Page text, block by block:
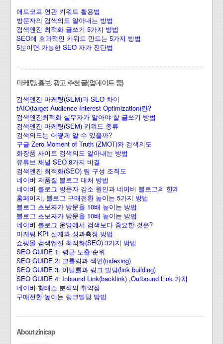
애드코프 연관 키워드 활용법
방문자의 검색의도 알아내는 방법
검색엔진 최적화 글쓰기 5가지 방법
SEO에 효과적인 키워드 만드는 5가지 방법
5분이면 가능한 SEO 자가 진단법
마케팅, 홍보, 광고 추천 글(업데이트 중)
검색엔진 마케팅(SEM)과 SEO 차이
tAIO(target Audience Interest Optimization)란?
검색엔진최적화 실무자가 알아야 할 글쓰기 방법
검색엔진 마케팅(SEM) 키워드 종류
검색의도는 어떻게 알 수 있을까?
구글 Zero Moment of Truth (ZMOT)와 검색의도
화장품 사이트 검색의도 알아내는 방법
유튜브 채널 SEO 8가지 비결
검색엔진 최적화(SEO) 팀 구성 조직도
네이버 저품질 블로그 대처 방법
네이버 블로그 방문자 감소 원인과 네이버 블로그의 한계
홈페이지, 블로그 구매전환 높이는 5가지 방법
블로그 초보자가 방문율 10배 높이는 방법
블로그 초보자가 방문율 10배 높이는 방법
네이버 블로그 운영에서 검색보다 중요한 것은?
마케팅 KPI 설계와 성과측정 방법
쇼핑몰 검색엔진 최적화(SEO) 3가지 방법
SEO GUIDE 1: 평균 노출 순위
SEO GUIDE 2: 크롤링과 색인(indexing)
SEO GUIDE 3: 이탈률과 링크 빌딩(link building)
SEO GUIDE 4: Inbound Link(backlink) ,Outbound Link 가치
네이버 형태소 분석의 취약점
구매전환 높이는 링크빌딩 방법
About zinicap